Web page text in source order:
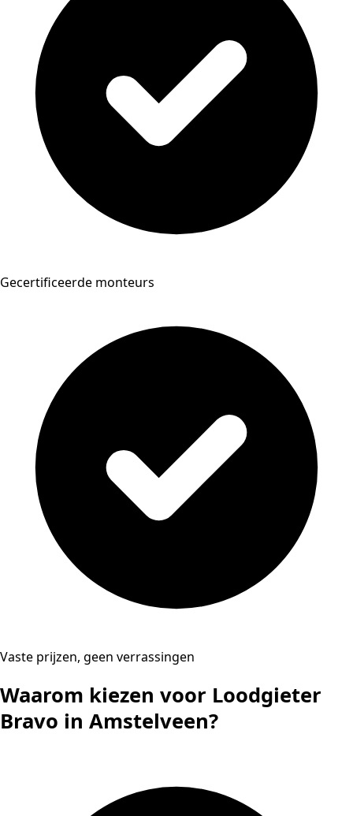
Gecertificeerde monteurs
Vaste prijzen, geen verrassingen
Waarom kiezen voor Loodgieter
Bravo in Amstelveen?